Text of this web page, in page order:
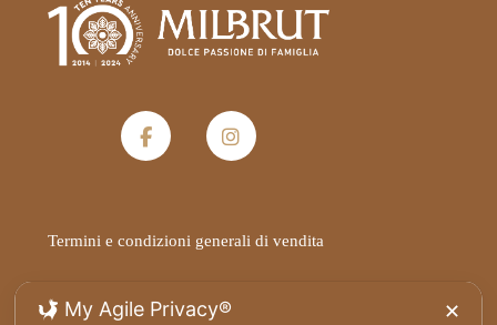
Termini e condizioni generali di vendita
Privacy Policy
My Agile Privacy® ✕